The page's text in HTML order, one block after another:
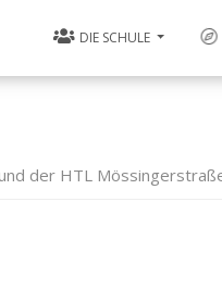
DIE SCHULE
der HTL